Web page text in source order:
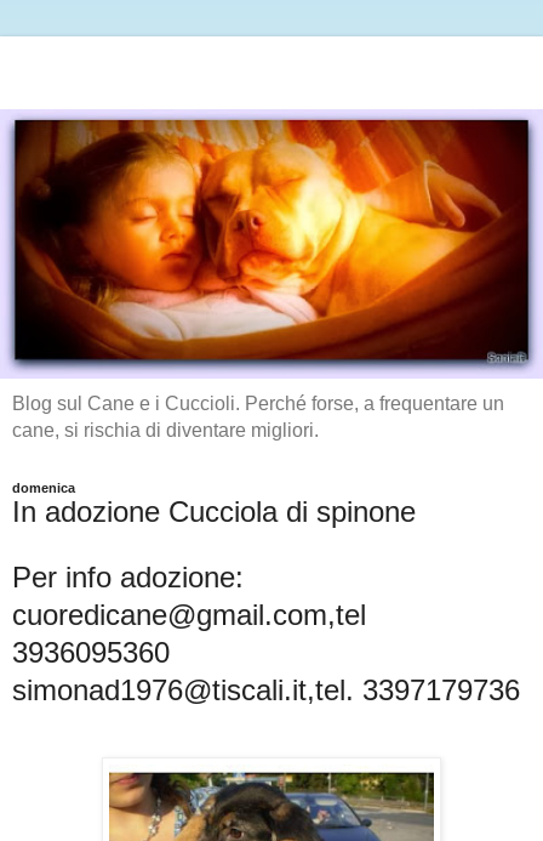
Blog sul Cane e i Cuccioli. Perché forse, a frequentare un
cane, si rischia di diventare migliori.
domenica
In adozione Cucciola di spinone
Per info adozione:
cuoredicane@gmail.com,tel
3936095360
simonad1976@tiscali.it,tel. 3397179736